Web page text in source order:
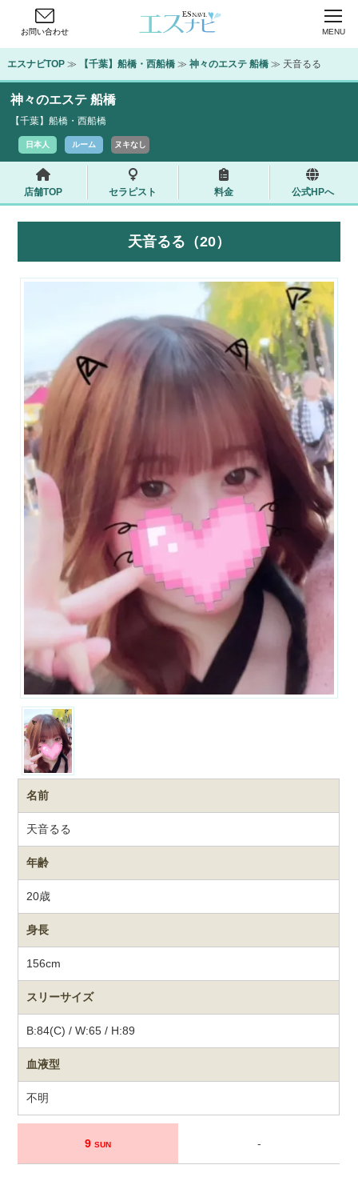
お問い合わせ MENU
エスナビTOP ≫ 【千葉】船橋・西船橋 ≫ 神々のエステ 船橋 ≫ 天音るる
神々のエステ 船橋
【千葉】船橋・西船橋
日本人 ルーム ヌキなし
店舗TOP セラピスト 料金 公式HPへ
天音るる（20）
名前
天音るる
年齢
20歳
身長
156cm
スリーサイズ
B:84(C) / W:65 / H:89
血液型
不明
9SUN -